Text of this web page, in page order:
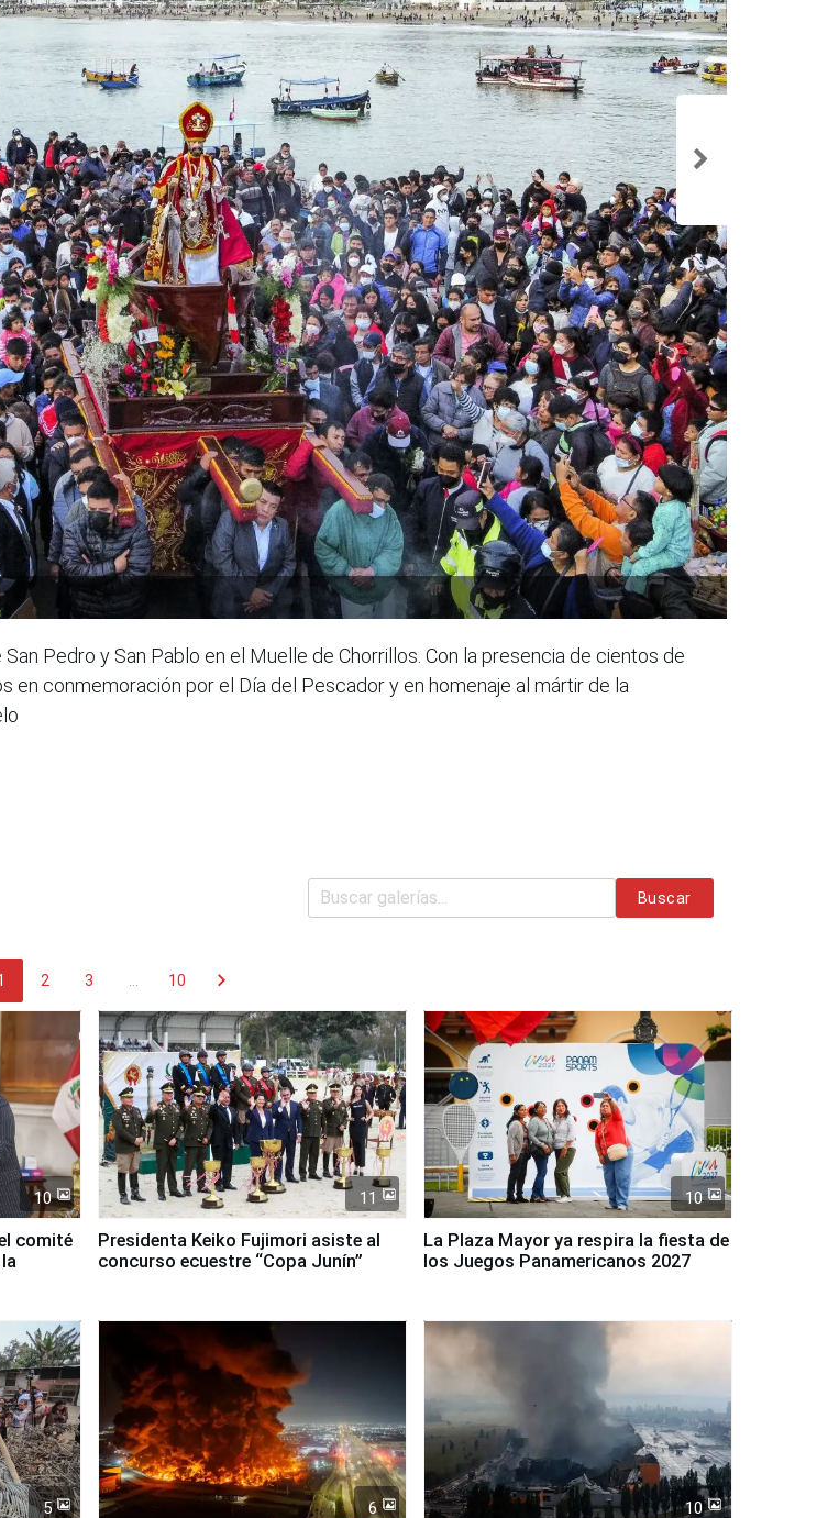
Pedro y San Pablo en el Muelle de Chorrillos. Con la presencia de cientos de
en conmemoración por el Día del Pescador y en homenaje al mártir de la
Buscar
2 3 10 chevron_right
10
comité
11
Presidenta Keiko Fujimori asiste al
concurso ecuestre “Copa Junín”
10
La Plaza Mayor ya respira la fiesta de
los Juegos Panamericanos 2027
5 6 10